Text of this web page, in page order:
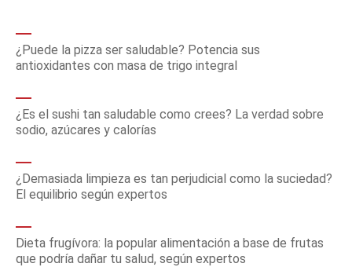
¿Puede la pizza ser saludable? Potencia sus
antioxidantes con masa de trigo integral
¿Es el sushi tan saludable como crees? La verdad sobre
sodio, azúcares y calorías
¿Demasiada limpieza es tan perjudicial como la suciedad?
El equilibrio según expertos
Dieta frugívora: la popular alimentación a base de frutas
que podría dañar tu salud, según expertos